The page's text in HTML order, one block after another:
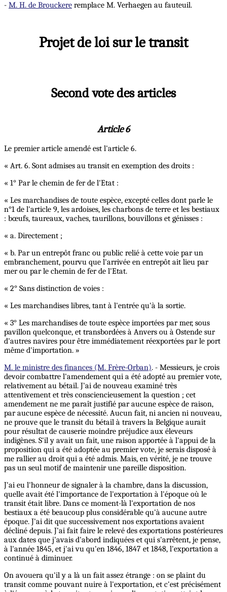
- M. H. de Brouckere remplace M. Verhaegen au fauteuil.
Projet de loi sur le transit
Second vote des articles
Article 6
Le premier article amendé est l'article 6.
« Art. 6. Sont admises au transit en exemption des droits :
« 1° Par le chemin de fer de l'Etat :
« Les marchandises de toute espèce, excepté celles dont parle le
n°1 de l'article 9, les ardoises, les charbons de terre et les bestiaux
: bœufs, taureaux, vaches, taurillons, bouvillons et génisses :
« a. Directement ;
« b. Par un entrepôt franc ou public relié à cette voie par un
embranchement, pourvu que l'arrivée en entrepôt ait lieu par
mer ou par le chemin de fer de l'Etat.
« 2° Sans distinction de voies :
« Les marchandises libres, tant à l'entrée qu'à la sortie.
« 3° Les marchandises de toute espèce importées par mer, sous
pavillon quelconque, et transbordées à Anvers ou à Ostende sur
d'autres navires pour être immédiatement réexportées par le port
même d'importation. »
M. le ministre des finances (M. Frère-Orban). - Messieurs, je crois
devoir combattre l'amendement qui a été adopté au premier vote,
relativement au bétail. J'ai de nouveau examiné très
attentivement et très consciencieusement la question ; cet
amendement ne me paraît justifié par aucune espèce de raison,
par aucune espèce de nécessité. Aucun fait, ni ancien ni nouveau,
ne prouve que le transit du bétail à travers la Belgique aurait
pour résultat de causerie moindre préjudice aux éleveurs
indigènes. S'il y avait un fait, une raison apportée à l'appui de la
proposition qui a été adoptée au premier vote, je serais disposé à
me rallier au droit qui a été admis. Mais, en vérité, je ne trouve
pas un seul motif de maintenir une pareille disposition.
J'ai eu l'honneur de signaler à la chambre, dans la discussion,
quelle avait été l'importance de l'exportation à l'époque où le
transit était libre. Dans ce moment-là l'exportation de nos
bestiaux a été beaucoup plus considérable qu'à aucune autre
époque. J'ai dit que successivement nos exportations avaient
décliné depuis. J'ai fait faire le relevé des exportations postérieures
aux dates que j'avais d'abord indiquées et qui s'arrêtent, je pense,
à l'année 1845, et j'ai vu qu'en 1846, 1847 et 1848, l'exportation a
continué à diminuer.
On avouera qu'il y a là un fait assez étrange : on se plaint du
transit comme pouvant nuire à l'exportation, et c'est précisément